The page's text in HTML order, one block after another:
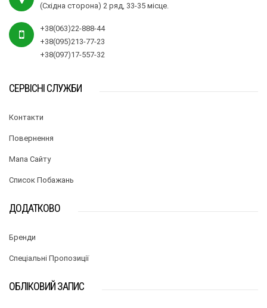
(Східна сторона) 2 ряд, 33-35 місце.
+38(063)22-888-44
+38(095)213-77-23
+38(097)17-557-32
СЕРВІСНІ СЛУЖБИ
Контакти
Повернення
Мапа Сайту
Список Побажань
ДОДАТКОВО
Бренди
Спеціальні Пропозиції
ОБЛІКОВИЙ ЗАПИС